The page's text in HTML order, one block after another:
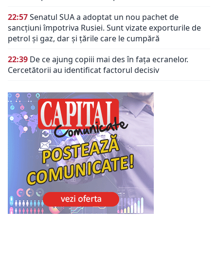
22:57Senatul SUA a adoptat un nou pachet de
sancțiuni împotriva Rusiei. Sunt vizate exporturile de
petrol și gaz, dar și țările care le cumpără
22:39 De ce ajung copiii mai des în fața ecranelor.
Cercetătorii au identificat factorul decisiv